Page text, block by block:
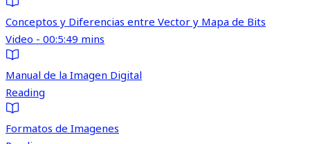
Conceptos y Diferencias entre Vector y Mapa de Bits
Video - 00:5:49 mins
Manual de la Imagen Digital
Reading
Formatos de Imagenes